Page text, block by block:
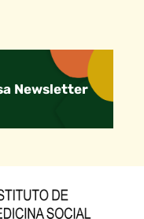
Newsletter